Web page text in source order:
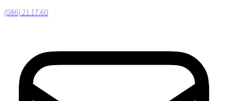
(086) 21.17.60